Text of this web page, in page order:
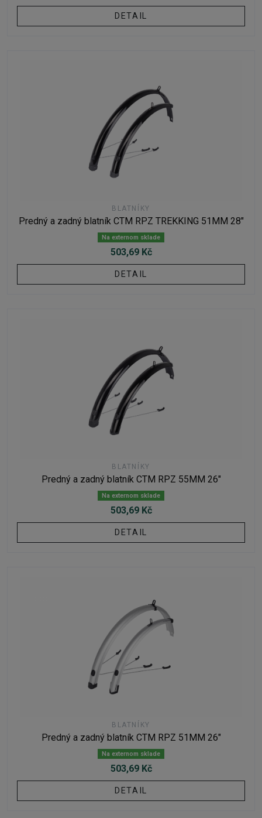
DETAIL
BLATNÍKY
Predný a zadný blatník CTM RPZ TREKKING 51MM 28"
Na externom sklade
503,69 Kč
DETAIL
BLATNÍKY
Predný a zadný blatník CTM RPZ 55MM 26"
Na externom sklade
503,69 Kč
DETAIL
BLATNÍKY
Predný a zadný blatník CTM RPZ 51MM 26"
Na externom sklade
503,69 Kč
DETAIL